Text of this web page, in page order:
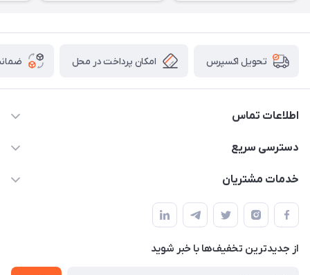
تحویل اکسپرس امکان پرداخت در محل
اطلاعات تماس
09124780957
دسترسی سریع
حساب کاربری
لیست محصولات
درباره ما
خدمات مشتریان
قوانین و مقررات
حریم خصوصی
راهنما
از جدید‌ترین تخفیف‌ها با‌ خبر شوید